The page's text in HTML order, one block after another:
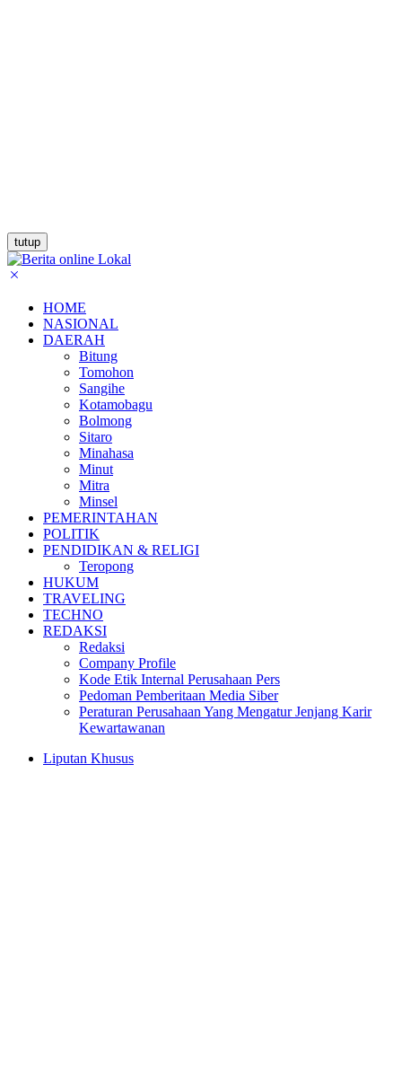
tutup
HOME
NASIONAL
DAERAH
Bitung
Tomohon
Sangihe
Kotamobagu
Bolmong
Sitaro
Minahasa
Minut
Mitra
Minsel
PEMERINTAHAN
POLITIK
PENDIDIKAN & RELIGI
Teropong
HUKUM
TRAVELING
TECHNO
REDAKSI
Redaksi
Company Profile
Kode Etik Internal Perusahaan Pers
Pedoman Pemberitaan Media Siber
Peraturan Perusahaan Yang Mengatur Jenjang Karir
Kewartawanan
Liputan Khusus